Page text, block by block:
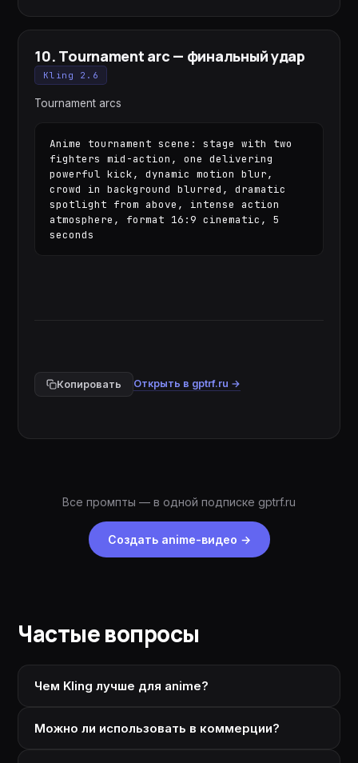
10. Tournament arc — финальный удар
Kling 2.6
Tournament arcs
Anime tournament scene: stage with two
fighters mid-action, one delivering
powerful kick, dynamic motion blur,
crowd in background blurred, dramatic
spotlight from above, intense action
atmosphere, format 16:9 cinematic, 5
seconds
Копировать Открыть в gptrf.ru →
Все промпты — в одной подписке gptrf.ru
Создать anime-видео →
Частые вопросы
Чем Kling лучше для anime?
Можно ли использовать в коммерции?